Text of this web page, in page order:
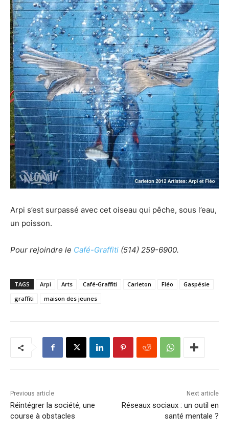
Arpi s’est surpassé avec cet oiseau qui pêche, sous l’eau,
un poisson.
Pour rejoindre le Café-Graffiti (514) 259-6900.
TAGS Arpi Arts Café-Graffiti Carleton Fléo
Gaspésie
graffiti
maison des jeunes
Previous article
Réintégrer la société, une
course à obstacles
Next article
Réseaux sociaux : un outil en
santé mentale ?